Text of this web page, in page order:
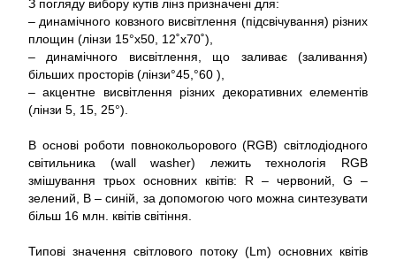
З погляду вибору кутів лінз призначені для:
– динамічного ковзного висвітлення (підсвічування) різних
площин (лінзи 15°x50, 12˚x70˚),
– динамічного висвітлення, що заливає (заливання)
більших просторів (лінзи°45,°60 ),
– акцентне висвітлення різних декоративних елементів
(лінзи 5, 15, 25°).
В основі роботи повнокольорового (RGB) світлодіодного
світильника (wall washer) лежить технологія RGB
змішування трьох основних квітів: R – червоний, G –
зелений, B – синій, за допомогою чого можна синтезувати
більш 16 млн. квітів світіння.
Типові значення світлового потоку (Lm) основних квітів